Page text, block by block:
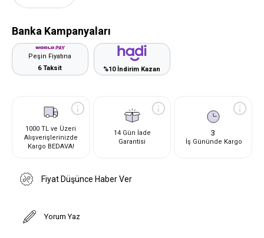
Banka Kampanyaları
Peşin Fiyatına
6 Taksit
%10 İndirim Kazan
1000 TL ve Üzeri
Alışverişlerinizde
Kargo BEDAVA!
14 Gün İade
Garantisi
3
İş Gününde Kargo
Fiyat Düşünce Haber Ver
Yorum Yaz